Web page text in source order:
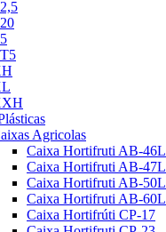
Agricolas
Caixa Hortifruti AB-46L
Caixa Hortifruti AB-47L
Caixa Hortifruti AB-50L
Caixa Hortifruti AB-60L
Caixa Hortifrúti CP-17